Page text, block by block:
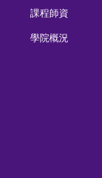
課程師資
學院概況